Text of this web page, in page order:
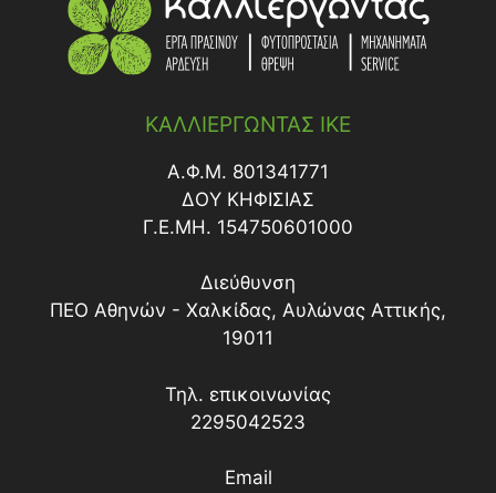
ΚΑΛΛΙΕΡΓΩΝΤΑΣ ΙΚΕ
Α.Φ.Μ. 801341771
ΔΟY ΚΗΦΙΣΙΑΣ
Γ.Ε.ΜΗ. 154750601000
Διεύθυνση
ΠΕΟ Αθηνών - Χαλκίδας, Αυλώνας Αττικής,
19011
Τηλ. επικοινωνίας
2295042523
Email